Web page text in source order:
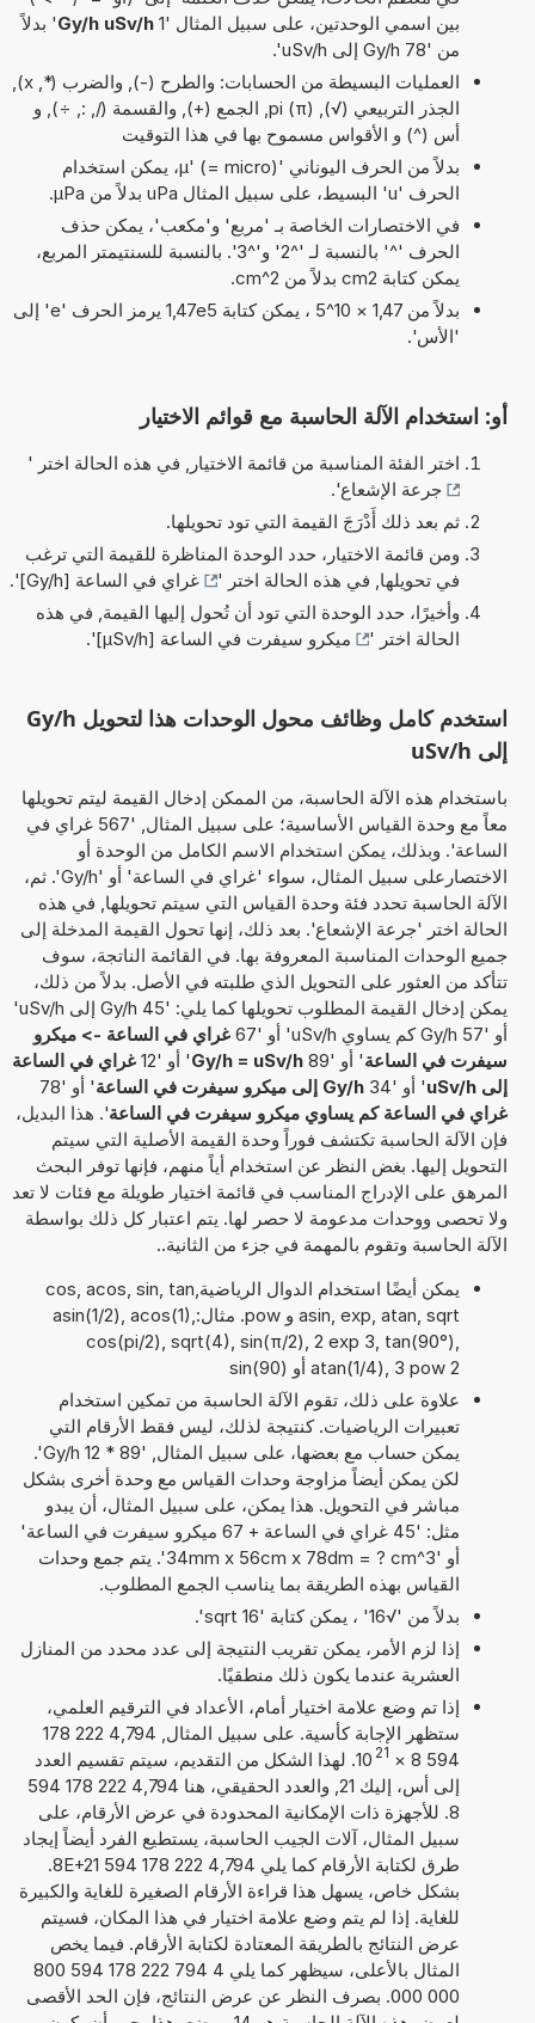
بين اسمي الوحدتين، على سبيل المثال '1 Gy/h uSv/h' بدلاً
من '78 Gy/h إلى uSv/h'.
العمليات البسيطة من الحسابات: والطرح (-), والضرب (*, x),
الجذر التربيعي (√), pi (π), الجمع (+), والقسمة (/, :, ÷), و
أس (^) و الأقواس مسموح بها في هذا التوقيت
بدلاً من الحرف اليوناني 'µ' (= micro)، يمكن استخدام
الحرف 'u' البسيط، على سبيل المثال uPa بدلاً من µPa.
في الاختصارات الخاصة بـ 'مربع' و'مكعب'، يمكن حذف
الحرف '^' بالنسبة لـ '^2' و'^3'. بالنسبة للسنتيمتر المربع،
يمكن كتابة cm2 بدلاً من cm^2.
بدلاً من 1,47 × 10^5 ، يمكن كتابة 1,47e5 يرمز الحرف 'e' إلى
'الأس'.
أو: استخدام الآلة الحاسبة مع قوائم الاختيار
اختر الفئة المناسبة من قائمة الاختيار, في هذه الحالة اختر '
جرعة الإشعاع'.
ثم بعد ذلك أَدْرَجَ القيمة التي تود تحويلها.
ومن قائمة الاختيار، حدد الوحدة المناظرة للقيمة التي ترغب
في تحويلها, في هذه الحالة اختر '
غراي في الساعة [Gy/h]
'.
وأخيرًا، حدد الوحدة التي تود أن تُحول إليها القيمة, في هذه
الحالة اختر '
ميكرو سيفرت في الساعة [µSv/h] '.
استخدم كامل وظائف محول الوحدات هذا لتحويل Gy/h
إلى uSv/h
باستخدام هذه الآلة الحاسبة، من الممكن إدخال القيمة ليتم تحويلها
معاً مع وحدة القياس الأساسية؛ على سبيل المثال, '567 غراي في
الساعة'. وبذلك، يمكن استخدام الاسم الكامل من الوحدة أو
الاختصارعلى سبيل المثال، سواء 'غراي في الساعة' أو 'Gy/h'. ثم،
الآلة الحاسبة تحدد فئة وحدة القياس التي سيتم تحويلها, في هذه
الحالة اختر 'جرعة الإشعاع'. بعد ذلك، إنها تحول القيمة المدخلة إلى
جميع الوحدات المناسبة المعروفة بها. في القائمة الناتجة، سوف
تتأكد من العثور على التحويل الذي طلبته في الأصل. بدلاً من ذلك،
يمكن إدخال القيمة المطلوب تحويلها كما يلي: '45 Gy/h إلى uSv/h'
أو '57 Gy/h كم يساوي uSv/h' أو '67
غراي في الساعة -> ميكرو
سيفرت في الساعة' أو '89 Gy/h = uSv/h' أو '12
غراي في الساعة
إلى uSv/h
' أو '34 Gy/h إلى ميكرو سيفرت في الساعة
' أو '78
غراي في الساعة كم يساوي ميكرو سيفرت في الساعة'. هذا البديل،
فإن الآلة الحاسبة تكتشف فوراً وحدة القيمة الأصلية التي سيتم
التحويل إليها. بغض النظر عن استخدام أياً منهم، فإنها توفر البحث
المرهق على الإدراج المناسب في قائمة اختيار طويلة مع فئات لا تعد
ولا تحصى ووحدات مدعومة لا حصر لها. يتم اعتبار كل ذلك بواسطة
الآلة الحاسبة وتقوم بالمهمة في جزء من الثانية..
يمكن أيضًا استخدام الدوال الرياضيةcos, acos, sin, tan,
asin, exp, atan, sqrt و pow. مثال:asin(1/2), acos(1),
cos(pi/2), sqrt(4), sin(π/2), 2 exp 3, tan(90°),
atan(1/4), 3 pow 2 أو sin(90)
علاوة على ذلك، تقوم الآلة الحاسبة من تمكين استخدام
تعبيرات الرياضيات. كنتيجة لذلك، ليس فقط الأرقام التي
يمكن حساب مع بعضها، على سبيل المثال, '89 * 12 Gy/h'.
لكن يمكن أيضاً مزاوجة وحدات القياس مع وحدة أخرى بشكل
مباشر في التحويل. هذا يمكن، على سبيل المثال، أن يبدو
مثل: '45 غراي في الساعة + 67 ميكرو سيفرت في الساعة'
أو '34mm x 56cm x 78dm = ? cm^3'. يتم جمع وحدات
القياس بهذه الطريقة بما يناسب الجمع المطلوب.
بدلاً من '√16' ، يمكن كتابة 'sqrt 16'.
إذا لزم الأمر، يمكن تقريب النتيجة إلى عدد محدد من المنازل
العشرية عندما يكون ذلك منطقيًا.
إذا تم وضع علامة اختيار أمام، الأعداد في الترقيم العلمي،
ستظهر الإجابة كأسية. على سبيل المثال, 4,794 222 178
594 8
×
10 21
. لهذا الشكل من التقديم، سيتم تقسيم العدد
إلى أس، إليك 21, والعدد الحقيقي، هنا 4,794 222 178 594
8. للأجهزة ذات الإمكانية المحدودة في عرض الأرقام، على
سبيل المثال، آلات الجيب الحاسبة، يستطيع الفرد أيضاً إيجاد
طرق لكتابة الأرقام كما يلي 4,794 222 178 594 8E+21.
بشكل خاص، يسهل هذا قراءة الأرقام الصغيرة للغاية والكبيرة
للغاية. إذا لم يتم وضع علامة اختيار في هذا المكان، فسيتم
عرض النتائج بالطريقة المعتادة لكتابة الأرقام. فيما يخص
المثال بالأعلى، سيظهر كما يلي 4 794 222 178 594 800
000 000. بصرف النظر عن عرض النتائج، فإن الحد الأقصى